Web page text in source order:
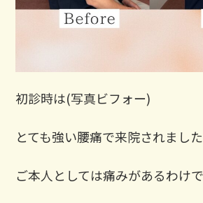
⁡初診時は(写真ビフォー)
とても強い腰痛で来院されました
ご本人としては痛みがあるわけ